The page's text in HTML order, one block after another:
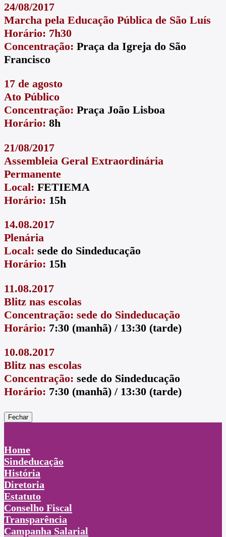
24/08/2017
Marcha pela Educação Pública de São Luís
Horário: 7h30
Concentração: Praça da Igreja do São
Francisco
17 de agosto
Ato Público
Concentração: Praça João Lisboa
Horário: 8h
21/08/2017
Assembleia Geral Extraordinária
Permanente
Local: FETIEMA
Horário: 15h
14.08.2017
Plenária
Local: sede do Sindeducação
Horário: 15h
11.08.2017
Blitz nas escolas
Concentração: sede do Sindeducação
Horário: 7:30 (manhã) / 13:30 (tarde)
10.08.2017
Blitz nas escolas
Concentração: sede do Sindeducação
Horário: 7:30 (manhã) / 13:30 (tarde)
Fechar
Home
Sindeducação
História
Diretoria
Estatuto
Conselho Fiscal
Transparência
Campanha Salarial